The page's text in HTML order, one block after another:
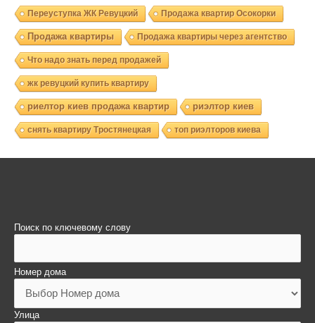
Переуступка ЖК Ревуцкий Продажа квартир Осокорки
Продажа квартиры Продажа квартиры через агентство
Что надо знать перед продажей
жк ревуцкий купить квартиру
риелтор киев продажа квартир риэлтор киев
снять квартиру Тростянецкая топ риэлторов киева
Поиск по ключевому слову
Номер дома
Улица